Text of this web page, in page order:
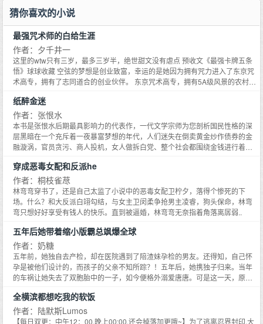
打开，全斗罗的人们都为之疯狂。哈哈，终于吃鸡了，太爽了吧！千仞雪瞪着
俩黑眼圈，终成网瘾少女。我去，爆了件粉装，酷！教皇比比东激动的叫了出
来，再也无法保持端庄。怀中抱妹杀，徒手拆高达，果然……这才是人生啊。
唐三怀抱着小舞，驾驶着一台钢铁机器，在宇宙中自由自在的翱翔。
猜你喜欢的小说
最强咒术师的白给生涯
作者：夕千井一
这里的wtw只有三岁，最多三岁半，绝世甜文没有虐点 预收文《最强卡牌五条
悟》球球收藏 空弦的梦想是创业致富，幸运的是她因为拥有咒力进入了东京咒
术高专，拥有了志同道合的创业伙伴。 东京咒术高专，拥有5A级风景的农村，
以及出差补贴成为wtw助理之后，空弦离创业致富的梦想越来越远，并且wtw总
是说一些莫名其妙的话，无缘无故闹小脾气。 空弦：算了吧，他就只有三岁，
哄哄吧。 反正每次拍一下彩虹屁他就会开心，空弦只对赚钱上心。 直到后来有
一次，空弦绝望的发现彩虹屁没有效果了，她看着面前苍蓝眼眸卷起海浪风暴
的男人，又听到了莫名其妙的话 ——所以你一直没有表白，是因为不喜欢我对
他奶茶、让他涂指甲做羊毛毡还给他放烟花，怎么说，这都是爱惨了一个人的
表现吧！ 并且没有人会面对如此帅气又无敌的男人不心动的吧！ 没有人会拒绝
wtw的，就连路边的蚂蚁也不可以！ 可是自信满满的wtw等呀等呀，一直都没
有等到表白的消息，心里想着她肯定是害怕拒绝所以才害羞不表白的。 那就他
表现的明显点呗！于是成熟男人wtw用尽各种手段，又是脱衣服又是穿Lolita，
满足她一切要求，成为最完美的男友。 空弦连夜扛着火车逃了：艹，遇到变态
了。 阅读指南： 1、cp wtw，私设如山 2、作者没有文笔，并且贼会OOC，就
是个废物 《最强卡牌wtw》文案如下： 大道寺知梨的偶像是百变小樱，梦想是
创造出属于自己的最强卡牌。 她能够将诅咒封印进卡牌，以此为契进入了东京
高专，成为了没有咒力只有魔力权杖的咒术师。 掌握全球经济命脉的大小姐开
着直升机降落，随意一瞥，目光被白发蓝眸的少年吸引。 好家伙，一见钟情
了。 知梨（搭讪）：拧一下瓶盖。 五条悟：连瓶盖都扭不开，这么废能当咒术
师？ 知梨一把将矿泉水在他头顶捏爆。 ——笑死，她会对一个白毛蓝瞳中二傻
逼一见钟情？ 后来—— 五条悟：我喜欢你，不满意？ 知梨：封印。 她看着手
心浮现的白毛卡牌，露出了满意的笑容，最强卡牌GET。 夏油杰：我喜欢你，
纸醉金迷
作者：张恨水
本书是张恨水后期最具影响力的代表作，一代文学宗师为您剖析国民性格的深
层黑暗在一个充斥着一夜暴富梦想的年代，人们迷失在倒卖黄金炒作债券的金
融漩涡，官员贪污、商人投机，女人做拆白党、整个社会都围绕金钱进行着最
面中国社会的金色迷途。抗日战争胜利前夕的陪都重庆，济南商人的投机倒把
无孔不入，黄金储蓄令人疯魔，小商人、银行家、交际花、公务员、老妈子，
甚至苦力工人，无一不被卷入黄金潮……全民投机的壮观背景下，人性在扭
曲，纲常在混乱，感情、肉体、交往，无一不是投机和赌博的砝码……漂亮女
人的田佩芝，好赌成性大量欠债，抛夫弃子出卖色相，后被迫投靠专门投机男
绝路……财政部公然宣布黄金债券一律减半兑现，倒卖黄金的人们白赔了半年
的高利『滚雪球』的投机商们濒于破产，财政部摆下了最大的赌场，开了个天
大的玩笑……抗战胜利，田佩芝失去了容身之所，面对丈夫的，她却仍然难以
放弃赌博享受、纸醉金迷的堕落生活。
穿成恶毒女配和反派he
作者：桐枝雀荩
林弯弯穿书了，还是自己太监了小说中的恶毒女配卫柠夕，落得个惨死的下
场。什么？和大反派白翊勾结，与女主卫闵柔争抢男主凌睿，狗头保命，林弯
弯只想好好享受有钱人的快乐。直到被逼婚，林弯弯无奈指着角落离孱弱..
五年后她带着缩小版霸总飒爆全球
作者：奶糖
五年前，她独自去产检，却在医院遇到了陪渣妹孕检的男友。还得知，自己怀
孕是被他们设计的，而孩子的父亲不知所踪？！五年后，她携独子归来。当年
的车祸让她失去了双胞胎中的一子，如今便格外溺爱唐唐。可是这一天，原本
叫堂堂的孩子。这孩子不仅和她的唐唐长得一模一样，他还有个放大版的爸
爸。矜贵的男人：为了报答你治好了堂堂的自闭症，我邀请你住到我们家来，
方便继续治疗。沐念安：不是都治好了吗？墨予琛顺势把她压到了墙上，你还
全横滨都想吃我的软饭
作者：陆默斯Lumos
【每日双更：中午12：00,晚上00:00,还会掉落加更哦~】为了逃离忍界封印,大